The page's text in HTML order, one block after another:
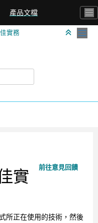
產品文檔
實務
前往意見回饋
實
所正在使用的技術，然後